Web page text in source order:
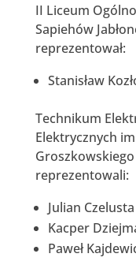
II Liceum
Sapiehów
reprezentował:
Stanisław
Technikum
Elektrycznych
reprezentowali:
Julian Czelusta
Kacper
Paweł